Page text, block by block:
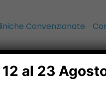
Convenzionate
al 23